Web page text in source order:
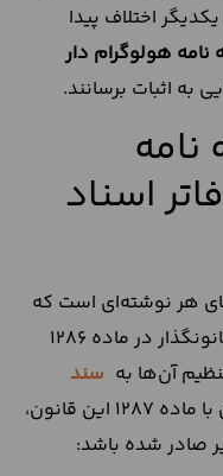
اختلاف پیدا
نامه هولوگرام دار
به اثبات برسانند.
نامه
اسناد
هر نوشته‌ای است که
دارای امضا، مهر یا اثر انگشت باشد. قانونگذار در ماده 1286
آن‌ها به سند
و رسمی تقسیم می‌کند. مطابق با ماده 1287 این قانون،
صادر شده باشد: